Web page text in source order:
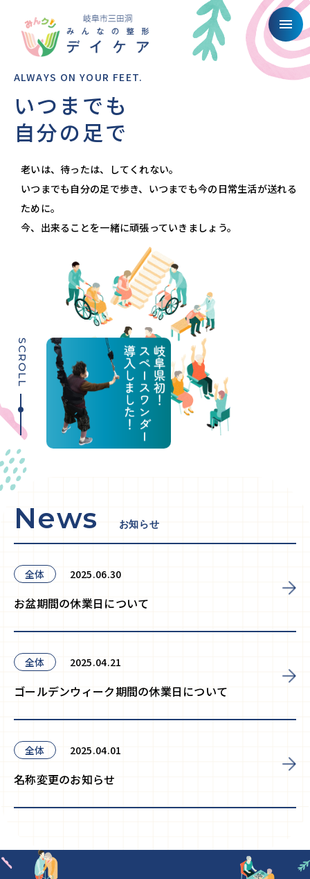
content menu
ALWAYS ON YOUR FEET.
いつまでも
自分の足で
老いは、待ったは、してくれない。
いつまでも自分の足で歩き、いつまでも今の日常生活が送れる
ために。
今、出来ることを一緒に頑張っていきましょう。
SCROLL
News お知らせ
全体 2025.06.30
お盆期間の休業日について
全体 2025.04.21
ゴールデンウィーク期間の休業日について
全体 2025.04.01
名称変更のお知らせ